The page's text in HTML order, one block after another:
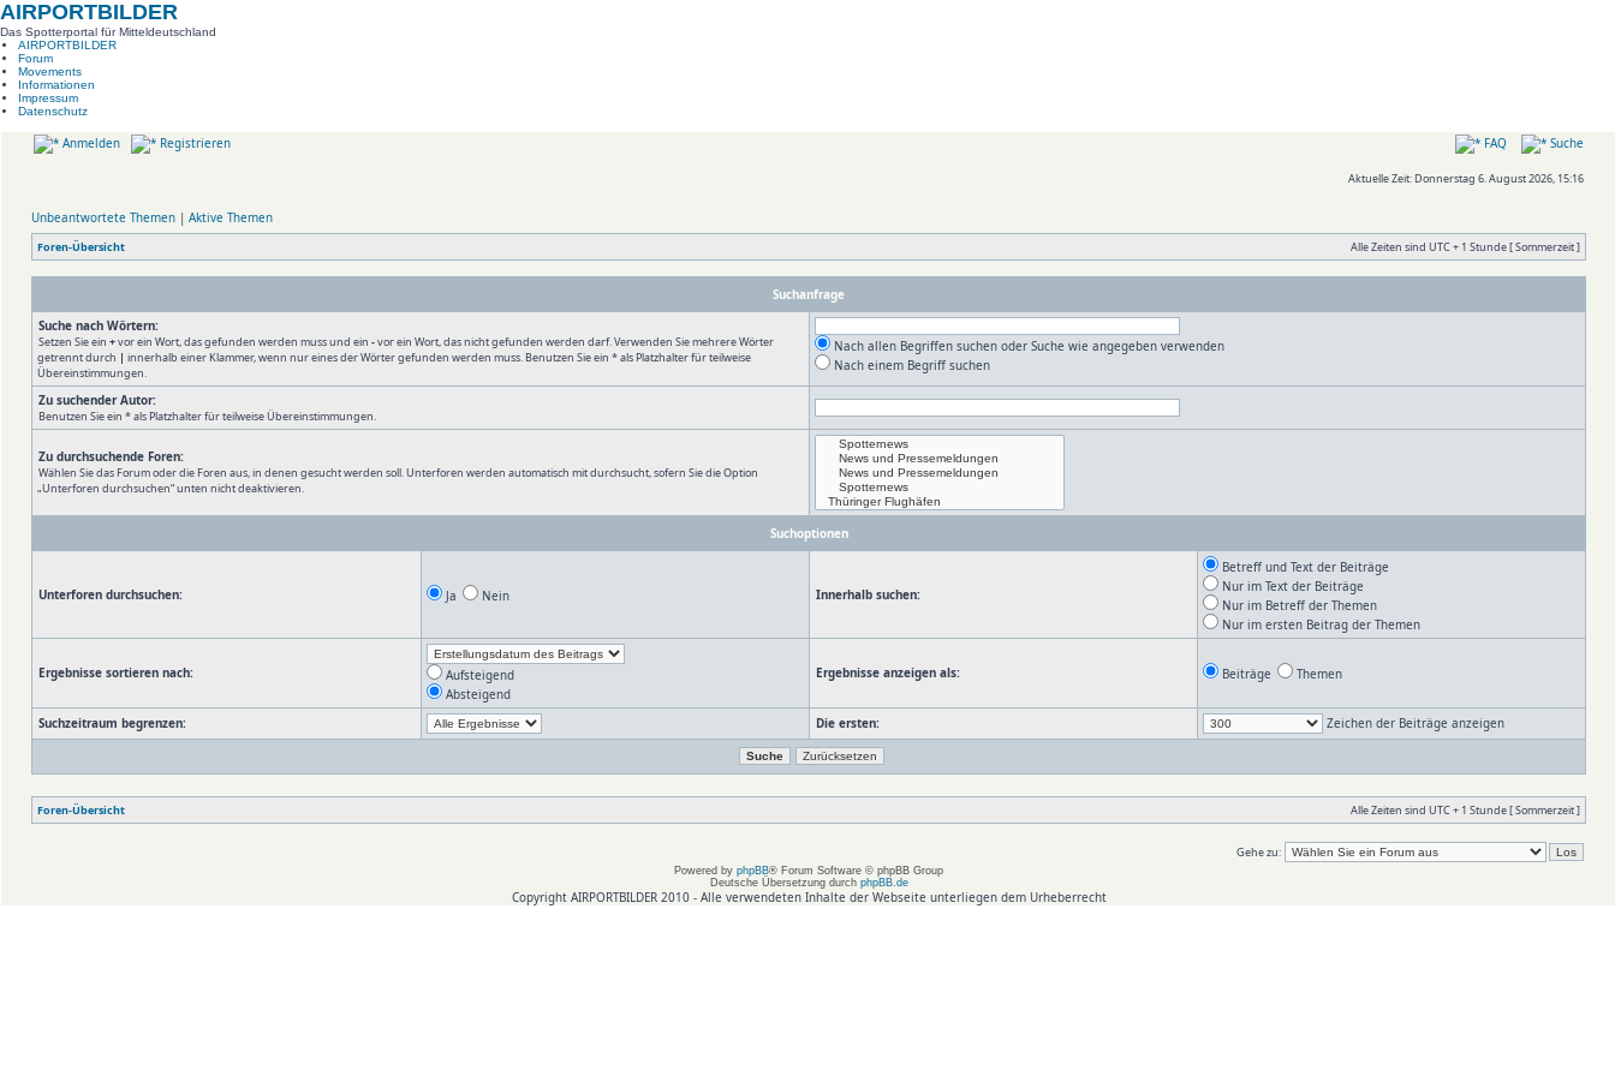
AIRPORTBILDER
Das Spotterportal für Mitteldeutschland
AIRPORTBILDER
Forum
Movements
Informationen
Impressum
Datenschutz
Anmelden Registrieren FAQ Suche
Aktuelle Zeit: Donnerstag 6. August 2026, 15:16
Unbeantwortete Themen | Aktive Themen
Foren-Übersicht Alle Zeiten sind UTC + 1 Stunde [ Sommerzeit ]
Suchanfrage
Suche nach Wörtern:
Setzen Sie ein +vor ein Wort, das gefunden werden muss und ein -vor ein Wort, das nicht gefunden werden darf. Verwenden Sie mehrere Wörter
getrennt durch | innerhalb einer Klammer, wenn nur eines der Wörter gefunden werden muss. Benutzen Sie ein * als Platzhalter für teilweise
Übereinstimmungen.
Nach allen Begriffen suchen oder Suche wie angegeben verwenden
Nach einem Begriff suchen
Zu suchender Autor:
Benutzen Sie ein * als Platzhalter für teilweise Übereinstimmungen.
Zu durchsuchende Foren:
Wählen Sie das Forum oder die Foren aus, in denen gesucht werden soll. Unterforen werden automatisch mit durchsucht, sofern Sie die Option
„Unterforen durchsuchen“ unten nicht deaktivieren.
Suchoptionen
Unterforen durchsuchen: Ja Nein Innerhalb suchen:
Betreff und Text der Beiträge
Nur im Text der Beiträge
Nur im Betreff der Themen
Nur im ersten Beitrag der Themen
Ergebnisse sortieren nach:
Aufsteigend
Absteigend
Ergebnisse anzeigen als: Beiträge Themen
Suchzeitraum begrenzen: Die ersten: Zeichen der Beiträge anzeigen
Foren-Übersicht Alle Zeiten sind UTC + 1 Stunde [ Sommerzeit ]
Gehe zu:
Powered by phpBB® Forum Software © phpBB Group
Deutsche Übersetzung durch phpBB.de
Copyright AIRPORTBILDER 2010 - Alle verwendeten Inhalte der Webseite unterliegen dem Urheberrecht